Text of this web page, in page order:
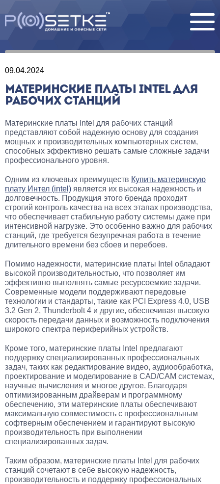
09.04.2024
МАТЕРИНСКИЕ ПЛАТЫ INTEL ДЛЯ
РАБОЧИХ СТАНЦИЙ
Материнские платы Intel для рабочих станций
представляют собой надежную основу для создания
мощных и производительных компьютерных систем,
способных эффективно решать самые сложные задачи
профессионального уровня.
Одним из ключевых преимуществ Купить материнскую
плату Интел (intel) является их высокая надежность и
долговечность. Продукция этого бренда проходит
строгий контроль качества на всех этапах производства,
что обеспечивает стабильную работу системы даже при
интенсивной нагрузке. Это особенно важно для рабочих
станций, где требуется безупречная работа в течение
длительного времени без сбоев и перебоев.
Помимо надежности, материнские платы Intel обладают
высокой производительностью, что позволяет им
эффективно выполнять самые ресурсоемкие задачи.
Современные модели поддерживают передовые
технологии и стандарты, такие как PCI Express 4.0, USB
3.2 Gen 2, Thunderbolt 4 и другие, обеспечивая высокую
скорость передачи данных и возможность подключения
широкого спектра периферийных устройств.
Кроме того, материнские платы Intel предлагают
поддержку специализированных профессиональных
задач, таких как редактирование видео, аудиообработка,
проектирование и моделирование в CAD/CAM системах,
научные вычисления и многое другое. Благодаря
оптимизированным драйверам и программному
обеспечению, эти материнские платы обеспечивают
максимальную совместимость с профессиональным
софтверным обеспечением и гарантируют высокую
производительность при выполнении
специализированных задач.
Таким образом, материнские платы Intel для рабочих
станций сочетают в себе высокую надежность,
производительность и поддержку профессиональных